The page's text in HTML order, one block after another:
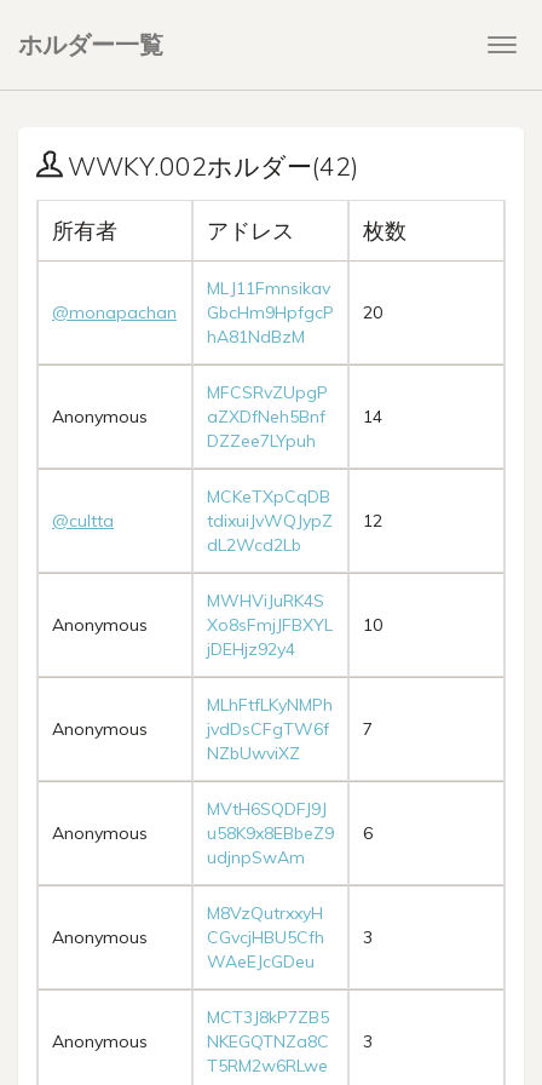
ホルダー一覧
WWKY.002ホルダー(42)
所有者 アドレス 枚数
@monapachan
MLJ11Fmnsikav
GbcHm9HpfgcP
hA81NdBzM
20
Anonymous
MFCSRvZUpgP
aZXDfNeh5Bnf
DZZee7LYpuh
14
@cultta
MCKeTXpCqDB
tdixuiJvWQJypZ
dL2Wcd2Lb
12
Anonymous
MWHViJuRK4S
Xo8sFmjJFBXYL
jDEHjz92y4
10
Anonymous
MLhFtfLKyNMPh
jvdDsCFgTW6f
NZbUwviXZ
7
Anonymous
MVtH6SQDFJ9J
u58K9x8EBbeZ9
udjnpSwAm
6
Anonymous
M8VzQutrxxyH
CGvcjHBU5Cfh
WAeEJcGDeu
3
Anonymous
MCT3J8kP7ZB5
NKEGQTNZa8C
T5RM2w6RLwe
3